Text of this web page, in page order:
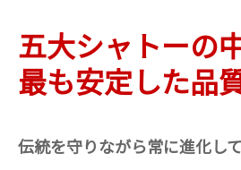
五大シャトーの
最も安定した品
伝統を守りながら常に進化し